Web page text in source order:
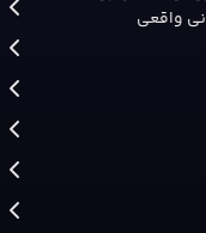
واقعی